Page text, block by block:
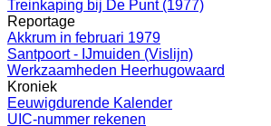
Treinkaping bij De Punt (1977)
Reportage
Akkrum in februari 1979
Santpoort - IJmuiden (Vislijn)
Werkzaamheden Heerhugowaard
Kroniek
Eeuwigdurende Kalender
UIC-nummer rekenen